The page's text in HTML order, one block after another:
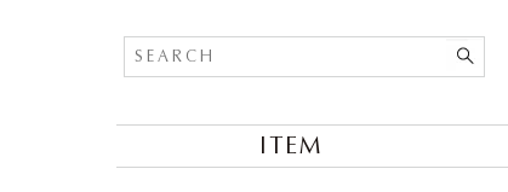
ITEM